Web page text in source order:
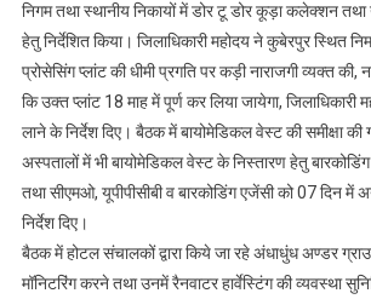
निगम तथा स्थानीय निकायों में डोर टू डोर कूड़ा कलेक्शन तथा
हेतु निर्देशित किया। जिलाधिकारी महोदय ने कुबेरपुर स्थित
प्रोसेसिंग प्लांट की धीमी प्रगति पर कड़ी नाराजगी व्यक्त की,
कि उक्त प्लांट 18 माह में पूर्ण कर लिया जायेगा, जिलाधिकारी
लाने के निर्देश दिए। बैठक में बायोमेडिकल वेस्ट की समीक्षा
अस्पतालों में भी बायोमेडिकल वेस्ट के निस्तारण हेतु बारकोडिंग
तथा सीएमओ, यूपीपीसीबी व बारकोडिंग एजेंसी को 07 दिन
निर्देश दिए।
बैठक में होटल संचालकों द्वारा किये जा रहे अंधाधुंध अण्डर
मॉनिटरिंग करने तथा उनमें रैनवाटर हार्वेस्टिंग की व्यवस्था